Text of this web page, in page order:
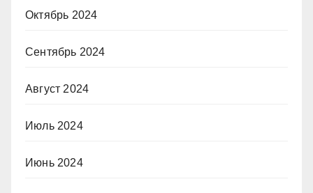
Октябрь 2024
Сентябрь 2024
Август 2024
Июль 2024
Июнь 2024